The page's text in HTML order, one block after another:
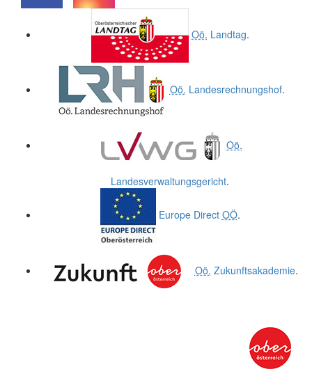
Oö. Landtag.
Oö. Landesrechnungshof.
Oö.
Landesverwaltungsgericht.
Europe Direct OÖ.
Oö. Zukunftsakademie.